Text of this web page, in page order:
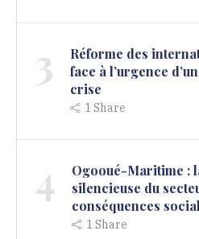
3
Réforme des
face à l’urgence
crise
1Share
4
Ogooué-Maritime :
silencieuse du
conséquences
1Share